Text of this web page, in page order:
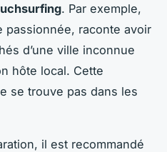
. Par exemple,
passionnée, raconte avoir
d’une ville inconnue
hôte local. Cette
se trouve pas dans les
il est recommandé